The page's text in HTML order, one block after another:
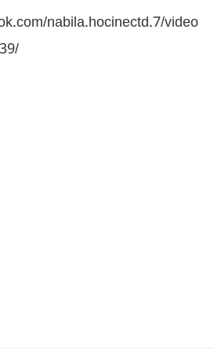
nabila.hocinectd.7/video